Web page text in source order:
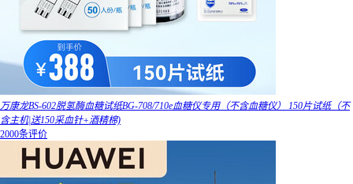
万康龙BS-602脱氢酶血糖试纸BG-708/710e血糖仪专用（不含血糖仪） 150片试纸（不
含主机|送150采血针+酒精棉)
2000条评价